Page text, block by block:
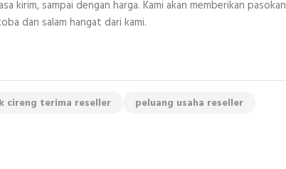
kirim, sampai dengan harga. Kami akan memberikan pasokan
dan salam hangat dari kami.
cireng terima reseller
peluang usaha reseller